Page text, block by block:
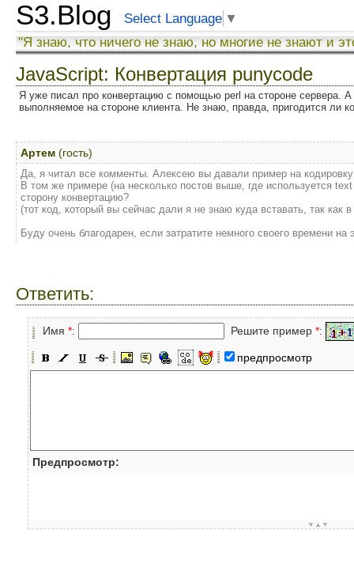
S3.Blog Select Language ▼
"Я знаю, что ничего не знаю, но многие не знают и
JavaScript: Конвертация punycode
Я уже писал про конвертацию с помощью perl на стороне сервера.
выполняемое на стороне клиента. Не знаю, правда, пригодится ли
Артем (гость)
Да, я читал все комменты. Алексею вы давали пример на
В том же примере (на несколько постов выше, где используется
сторону конвертацию?
(тот код, который вы сейчас дали я не знаю куда вставать, так как
Буду очень благодарен, если затратите немного своего времени на
Ответить:
Имя *: Решите пример *:
предпросмотр
Предпросмотр:
▼▲▼